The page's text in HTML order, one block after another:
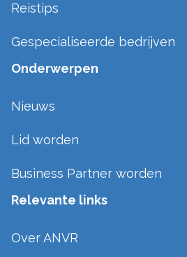
Reistips
Gespecialiseerde bedrijven
Onderwerpen
Nieuws
Lid worden
Business Partner worden
Relevante links
Over ANVR